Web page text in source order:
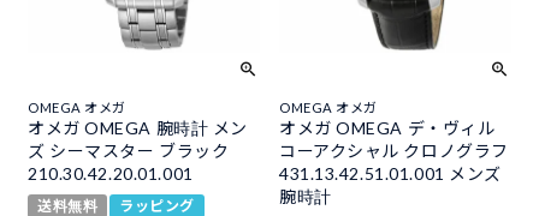
OMEGA オメガ
オメガ OMEGA 腕時計 メン
ズ シーマスター ブラック
210.30.42.20.01.001
送料無料
ラッピング
OMEGA オメガ
オメガ OMEGA デ・ヴィル
コーアクシャル クロノグラフ
431.13.42.51.01.001 メンズ
腕時計